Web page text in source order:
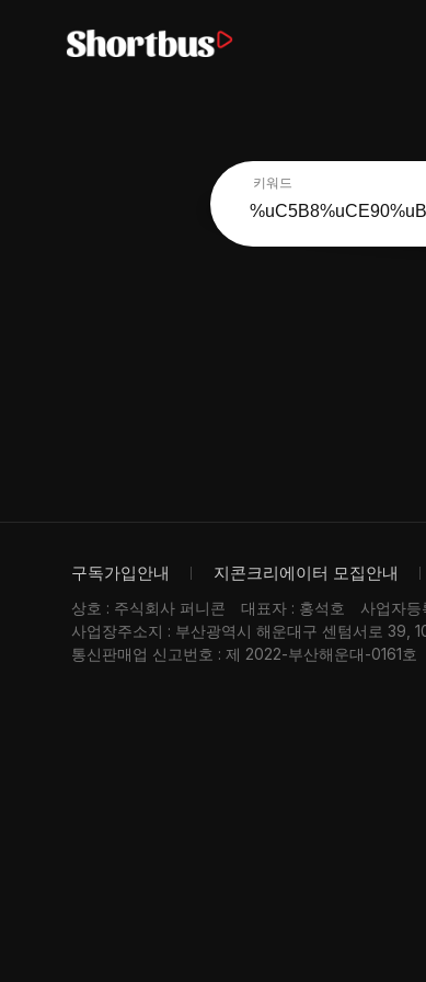
키워드
구독가입안내 지콘크리에이터 모집안내
상호 : 주식회사 퍼니콘 대표자 : 홍석호
사업자
사업장주소지 : 부산광역시 해운대구 센텀서로 39,
통신판매업 신고번호 : 제 2022-부산해운대-0161호